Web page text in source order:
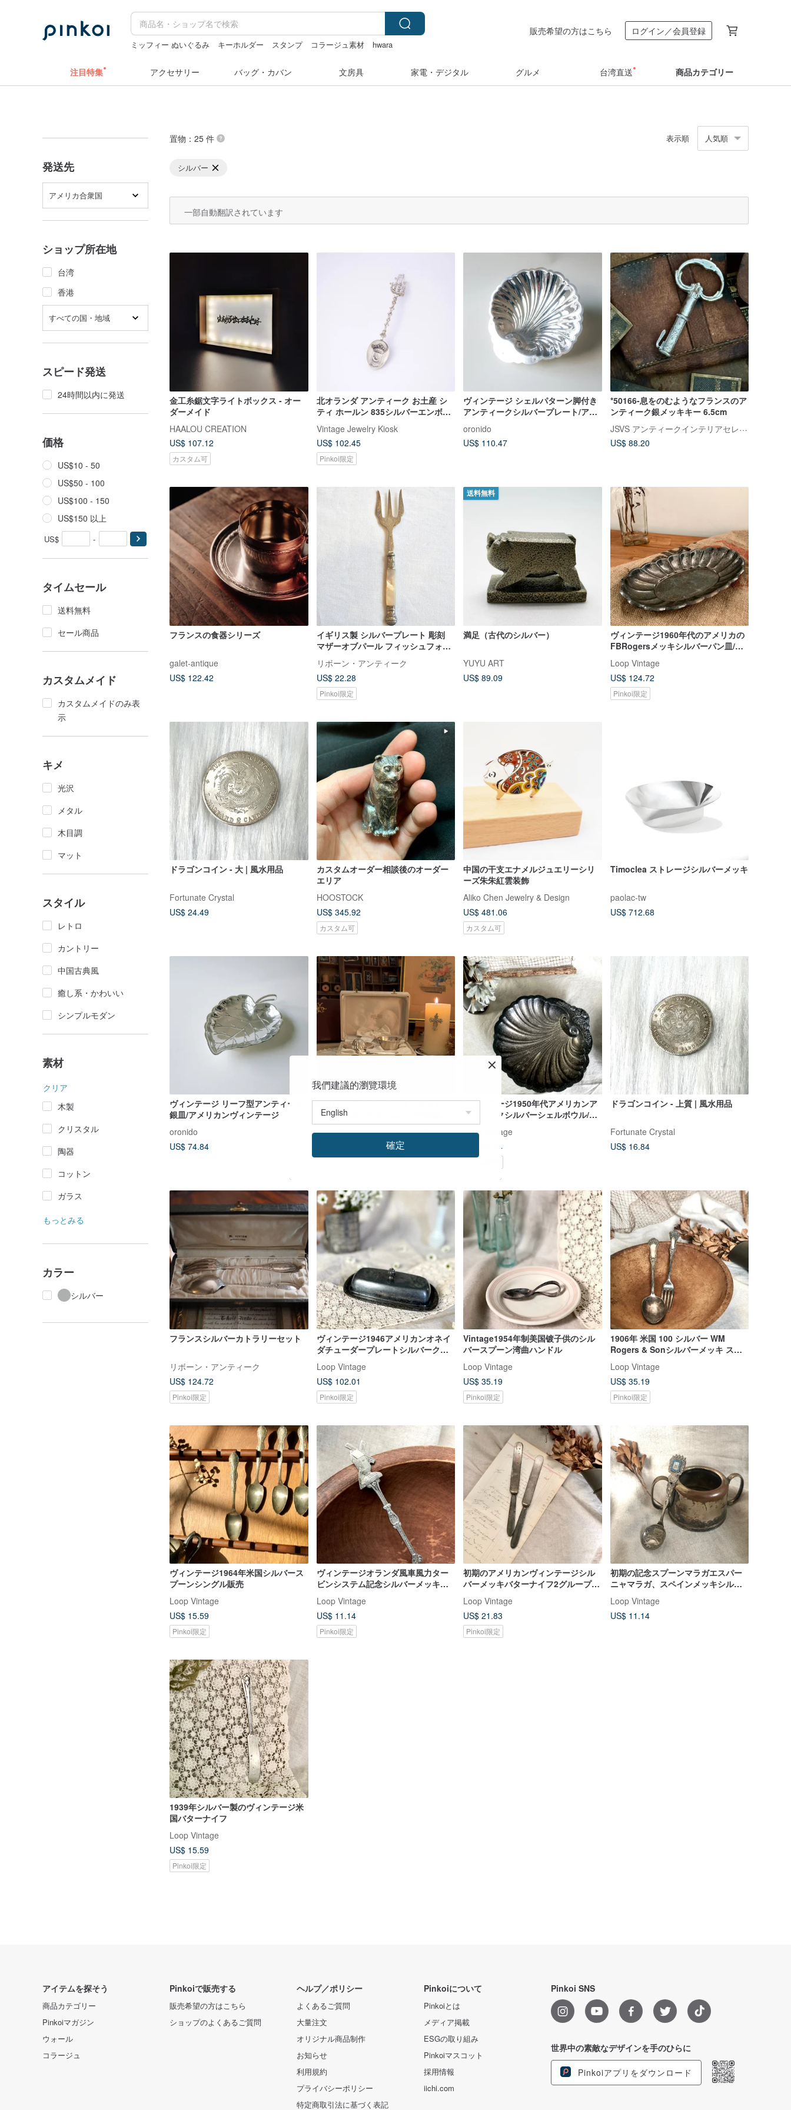
ミッフィー ぬいぐるみ キーホルダー スタンプ コラージュ素材
hwara
販売希望の方はこちら ログイン／会員登録
注目特集 アクセサリー バッグ・カバン 文房具 家電・デジタル グルメ 台湾直送 商品カテゴリー
発送先
アメリカ合衆国
ショップ所在地
台湾
香港
すべての国・地域
スピード発送
24時間以内に発送
価格
US$10 - 50
US$50 - 100
US$100 - 150
US$150 以上
US$ -
タイムセール
送料無料
セール商品
カスタムメイド
カスタムメイドのみ表
示
キメ
光沢
メタル
木目調
マット
スタイル
レトロ
カントリー
中国古典風
癒し系・かわいい
シンプルモダン
素材
クリア
木製
クリスタル
陶器
コットン
ガラス
もっとみる
カラー
シルバー
置物 ：25 件 表示順 人気順
シルバー
一部自動翻訳されています
金工糸鋸文字ライトボックス - オー
ダーメイド
HAALOU CREATION
US$ 107.12
カスタム可
北オランダ アンティーク お土産 シ
ティ ホールン 835シルバーエンボス
Vintage Jewelry Kiosk
US$ 102.45
Pinkoi限定
ヴィンテージ シェルパターン脚付き
アンティークシルバープレート/アメ
oronido
US$ 110.47
*50166-息をのむようなフランスのア
ンティーク銀メッキキー 6.5cm
JSVS アンティークインテリアセレクトショップ
US$ 88.20
フランスの食器シリーズ
galet-antique
US$ 122.42
イギリス製 シルバープレート 彫刻
マザーオブパール フィッシュフォー
リボーン・アンティーク
US$ 22.28
Pinkoi限定
送料無料
満足（古代のシルバー）
YUYU ART
US$ 89.09
ヴィンテージ1960年代のアメリカの
FBRogersメッキシルバーパン皿/ト
Loop Vintage
US$ 124.72
Pinkoi限定
ドラゴンコイン - 大 | 風水用品
Fortunate Crystal
US$ 24.49
カスタムオーダー相談後のオーダー
エリア
HOOSTOCK
US$ 345.92
カスタム可
中国の干支エナメルジュエリーシリ
ーズ朱朱紅雲装飾
Aliko Chen Jewelry & Design
US$ 481.06
カスタム可
Timoclea ストレージシルバーメッキ
paolac-tw
US$ 712.68
ヴィンテージ リーフ型アンティーク
銀皿/アメリカンヴィンテージ
oronido
US$ 74.84
30917-フランスアンティークカトリ
ック洗礼ボックスシルバー柑橘類ス
クイーザーセットオリジナルボックJSVS アンティークインテリアセレクトショップ
ヴィンテージ1950年代アメリカンア
ンティークシルバーシェルボウル/ス
トレージ/ディスプレイシングル
Loop Vintage
US$ 84.64
ドラゴンコイン - 上質 | 風水用品
Fortunate Crystal
US$ 16.84
フランスシルバーカトラリーセット
リボーン・アンティーク
US$ 124.72
Pinkoi限定
ヴィンテージ1946アメリカンオネイ
ダチューダープレートシルバークリ
ス
Loop Vintage
US$ 102.01
Pinkoi限定
Vintage1954年制美国镀子供のシル
バースプーン湾曲ハンドル
Loop Vintage
US$ 35.19
Pinkoi限定
1906年 米国 100 シルバー WM
Rogers & Sonシルバーメッキ スプ
Loop Vintage
US$ 35.19
Pinkoi限定
ヴィンテージ1964年米国シルバース
プーンシングル販売
Loop Vintage
US$ 15.59
Pinkoi限定
ヴィンテージオランダ風車風力ター
ビンシステム記念シルバーメッキス
プーン小さじ/小スプーン
Loop Vintage
US$ 11.14
Pinkoi限定
初期のアメリカンヴィンテージシル
バーメッキバターナイフ2グループ家
具/で撮影
Loop Vintage
US$ 21.83
Pinkoi限定
初期の記念スプーンマラガエスパー
ニャマラガ、スペインメッキシルバ
ー小さじ/小さなスプーン
Loop Vintage
US$ 11.14
1939年シルバー製のヴィンテージ米
国バターナイフ
Loop Vintage
US$ 15.59
Pinkoi限定
アイテムを探そう
商品カテゴリー
Pinkoiマガジン
ウォール
コラージュ
Pinkoiで販売する
販売希望の方はこちら
ショップのよくあるご質問
ヘルプ／ポリシー
よくあるご質問
大量注文
オリジナル商品制作
お知らせ
利用規約
プライバシーポリシー
特定商取引法に基づく表記
Pinkoiについて
Pinkoiとは
メディア掲載
ESGの取り組み
Pinkoiマスコット
採用情報
iichi.com
Pinkoi SNS
世界中の素敵なデザインを手のひらに
Pinkoiアプリをダウンロード
我們建議的瀏覽環境
確定